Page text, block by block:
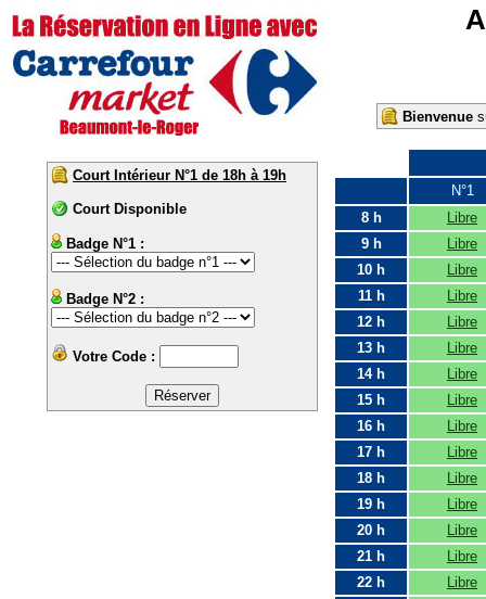
Bienvenue
Court Intérieur N°1 de 18h à 19h
Court Disponible
Badge N°1 :
Badge N°2 :
Votre Code :
N°1
8 h
Libre
9 h
Libre
10 h
Libre
11 h
Libre
12 h
Libre
13 h
Libre
14 h
Libre
15 h
Libre
16 h
Libre
17 h
Libre
18 h
Libre
19 h
Libre
20 h
Libre
21 h
Libre
22 h
Libre